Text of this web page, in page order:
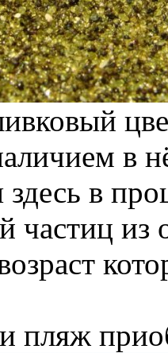
в
в
частиц из
пляж